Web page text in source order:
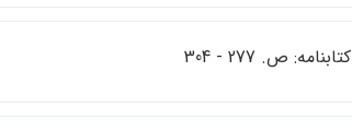
كتابنامه: ص. 277 - 304